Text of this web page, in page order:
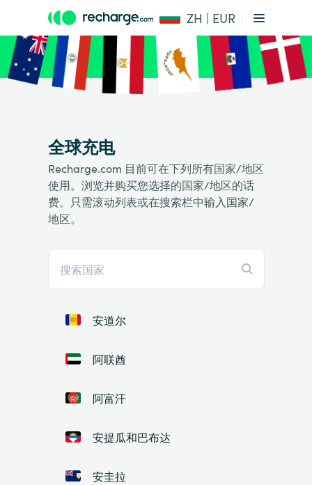
ZH | EUR
全球充电
Recharge.com 目前可在下列所有国家/地区
使用。浏览并购买您选择的国家/地区的话
费。只需滚动列表或在搜索栏中输入国家/
地区。
安道尔
阿联酋
阿富汗
安提瓜和巴布达
安圭拉